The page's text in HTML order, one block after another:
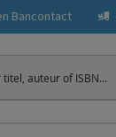
Bancontact